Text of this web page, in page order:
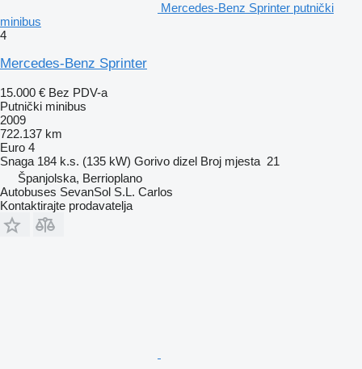
Mercedes-Benz Sprinter putnički
minibus
4
Mercedes-Benz Sprinter
15.000 € Bez PDV-a
Putnički minibus
2009
722.137 km
Euro 4
Snaga 184 k.s. (135 kW) Gorivo dizel Broj mjesta 21
Španjolska, Berrioplano
Autobuses SevanSol S.L. Carlos
Kontaktirajte prodavatelja